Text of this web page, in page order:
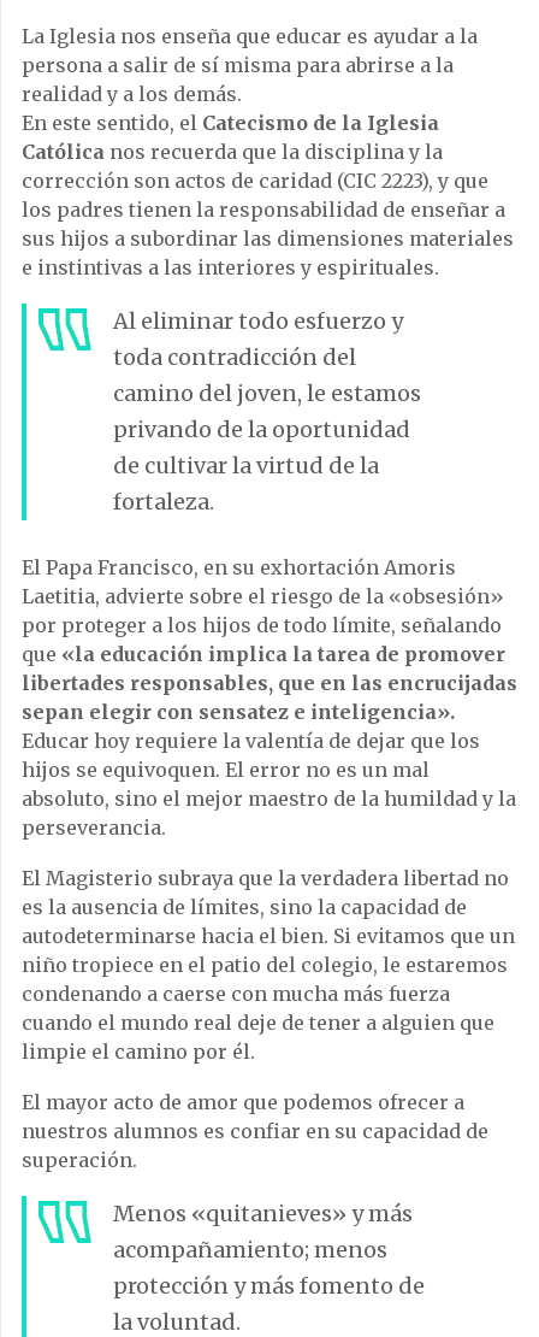
La Iglesia nos enseña que educar es ayudar a la
persona a salir de sí misma para abrirse a la
realidad y a los demás.
En este sentido, el Catecismo de la Iglesia
Católica nos recuerda que la disciplina y la
corrección son actos de caridad (CIC 2223), y que
los padres tienen la responsabilidad de enseñar a
sus hijos a subordinar las dimensiones materiales
e instintivas a las interiores y espirituales.
Al eliminar todo esfuerzo y
toda contradicción del
camino del joven, le estamos
privando de la oportunidad
de cultivar la virtud de la
fortaleza.
El Papa Francisco, en su exhortación Amoris
Laetitia, advierte sobre el riesgo de la «obsesión»
por proteger a los hijos de todo límite, señalando
que «la educación implica la tarea de promover
libertades responsables, que en las encrucijadas
sepan elegir con sensatez e inteligencia».
Educar hoy requiere la valentía de dejar que los
hijos se equivoquen. El error no es un mal
absoluto, sino el mejor maestro de la humildad y la
perseverancia.
El Magisterio subraya que la verdadera libertad no
es la ausencia de límites, sino la capacidad de
autodeterminarse hacia el bien. Si evitamos que un
niño tropiece en el patio del colegio, le estaremos
condenando a caerse con mucha más fuerza
cuando el mundo real deje de tener a alguien que
limpie el camino por él.
El mayor acto de amor que podemos ofrecer a
nuestros alumnos es confiar en su capacidad de
superación.
Menos «quitanieves» y más
acompañamiento; menos
protección y más fomento de
la voluntad.